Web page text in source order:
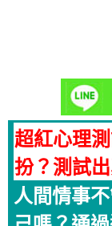
超紅心理
扮？測試
人間情事